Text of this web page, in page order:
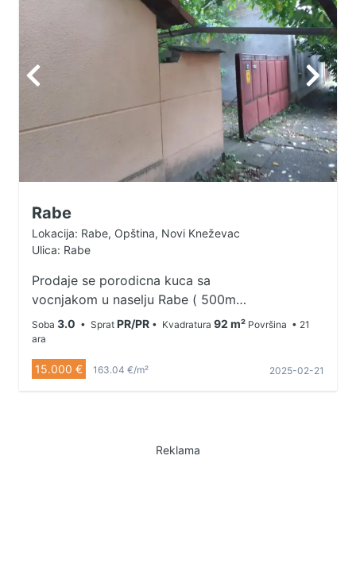
Rabe
Lokacija: Rabe, Opština, Novi Kneževac
Ulica: Rabe
Prodaje se porodicna kuca sa
vocnjakom u naselju Rabe ( 500m
od granicnog prelaza sa
Madjarskom i Ruminijom ) , kuca je
92m² na placu od 2125m² Kuca
adaptirana 2020.godine ( nova
krovna konstrukcija sa crepom, i
Kanalizacija-septicka jama. Vocnjak
Soba 3.0 • Sprat PR/PR • Kvadratura 92 m² Površina • 21
ara
15.000 € 163.04 €/m² 2025-02-21
Reklama